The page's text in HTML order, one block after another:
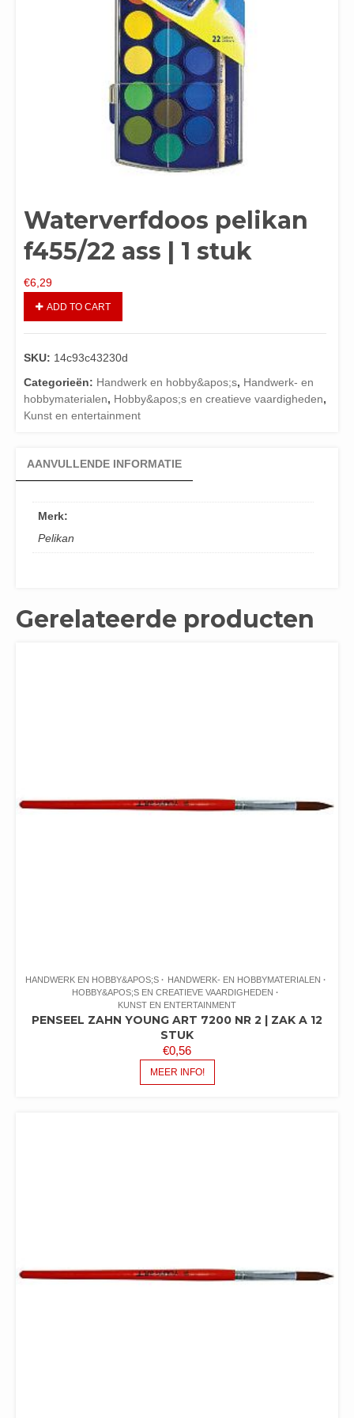
Waterverfdoos pelikan
f455/22 ass | 1 stuk
€6,29
ADD TO CART
SKU: 14c93c43230d
Categorieën: Handwerk en hobby&apos;s, Handwerk- en
hobbymaterialen, Hobby&apos;s en creatieve vaardigheden,
Kunst en entertainment
AANVULLENDE INFORMATIE
Merk:
Pelikan
Gerelateerde producten
HANDWERK EN HOBBY&APOS;S
HANDWERK- EN HOBBYMATERIALEN
HOBBY&APOS;S EN CREATIEVE VAARDIGHEDEN
KUNST EN ENTERTAINMENT
PENSEEL ZAHN YOUNG ART 7200 NR 2 | ZAK A 12
STUK
€0,56
MEER INFO!